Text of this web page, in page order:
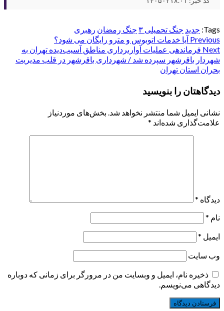
Tags: جدید جنگ تحمیلی ۳ جنگ رمضان رهبری
Post
navigation
Previous آیا خدمات اتوبوس و مترو رایگان می شود؟
Next فرماندهی عملیات آواربرداری مناطق آسیب‌دیده تهران به
شهردار باقرشهر سپرده شد / شهرداری باقرشهر در قلب مدیریت
بحران استان تهران
دیدگاهتان را بنویسید
نشانی ایمیل شما منتشر نخواهد شد. بخش‌های موردنیاز
علامت‌گذاری شده‌اند *
دیدگاه *
نام *
ایمیل *
وب‌ سایت
ذخیره نام، ایمیل و وبسایت من در مرورگر برای زمانی که دوباره
دیدگاهی می‌نویسم.